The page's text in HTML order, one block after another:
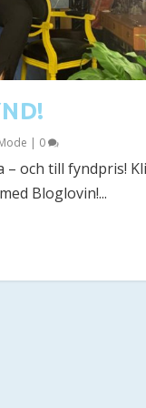
| 0
– och till fyndpris!
Bloglovin!...